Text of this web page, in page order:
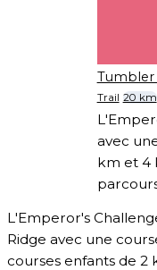
Tumbler
Trail 20 km
avec
km et 4
L'Emperor's
Ridge avec une
courses enfants de